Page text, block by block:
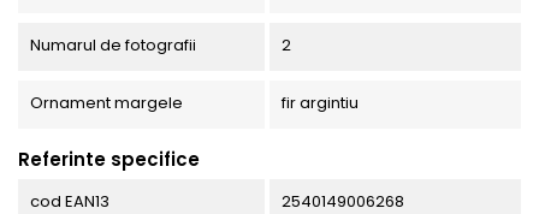
Numarul de fotografii 2
Ornament margele fir argintiu
Referinte specifice
cod EAN13 2540149006268